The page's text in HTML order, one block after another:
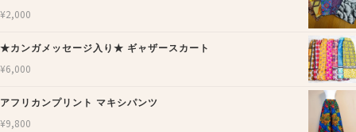
¥2,000
★カンガメッセージ入り★ ギャザースカート
¥6,000
アフリカンプリント マキシパンツ
¥9,800